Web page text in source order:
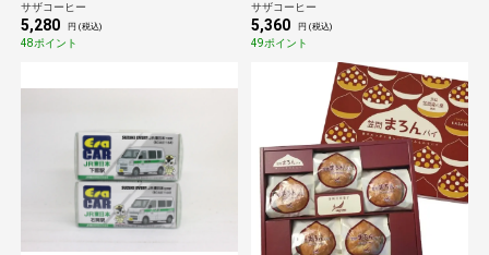
ト
サザコーヒー
5,280 円 (税込)
48ポイント
本 深煎り 珈琲 ギフト 人気商品 プ
レゼント
サザコーヒー
5,360 円 (税込)
49ポイント